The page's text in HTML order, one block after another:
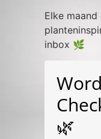
Elke
inbox 🌿
🌿